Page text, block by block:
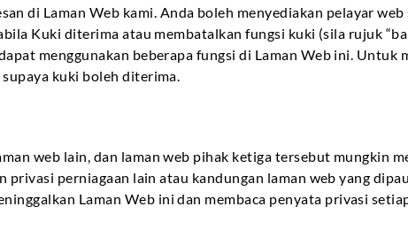
di Laman Web kami. Anda boleh menyediakan pelayar
Kuki diterima atau membatalkan fungsi kuki (sila rujuk
menggunakan beberapa fungsi di Laman Web ini. Untuk
kuki boleh diterima.
web lain, dan laman web pihak ketiga tersebut mungkin
perniagaan lain atau kandungan laman web yang
Laman Web ini dan membaca penyata privasi